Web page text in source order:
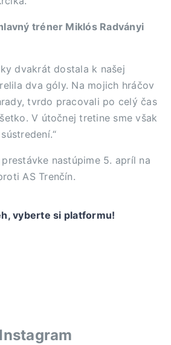
tréner Miklós Radványi
dvakrát dostala k našej
dva góly. Na mojich hráčov
tvrdo pracovali po celý čas
V útočnej tretine sme však
nastúpime 5. apríl na
AS Trenčín.
vyberte si platformu!
Instagram